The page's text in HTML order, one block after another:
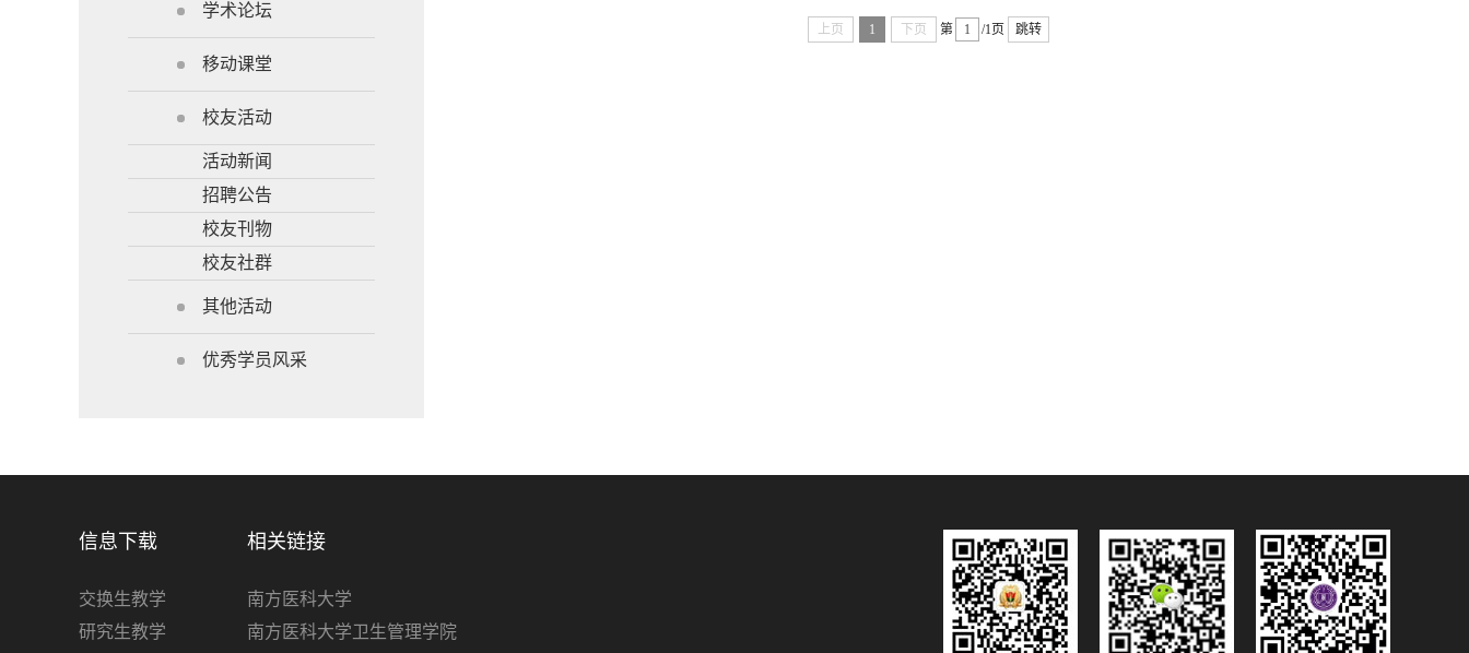
学术论坛
移动课堂
校友活动
活动新闻
招聘公告
校友刊物
校友社群
其他活动
优秀学员风采
上页 1 下页 第 /1页 跳转
信息下载
交换生教学
研究生教学
相关链接
南方医科大学
南方医科大学卫生管理学院